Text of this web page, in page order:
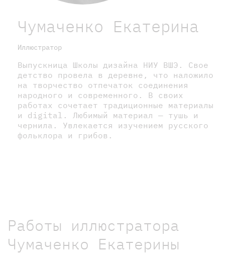
Чумаченко Екатерина
Иллюстратор
Выпускница Школы дизайна НИУ ВШЭ. Свое
детство провела в деревне, что наложило
на творчество отпечаток соединения
народного и современного. В своих
работах сочетает традиционные материалы
и digital. Любимый материал — тушь и
чернила. Увлекается изучением русского
фольклора и грибов.
Работы иллюстратора
Чумаченко Екатерины